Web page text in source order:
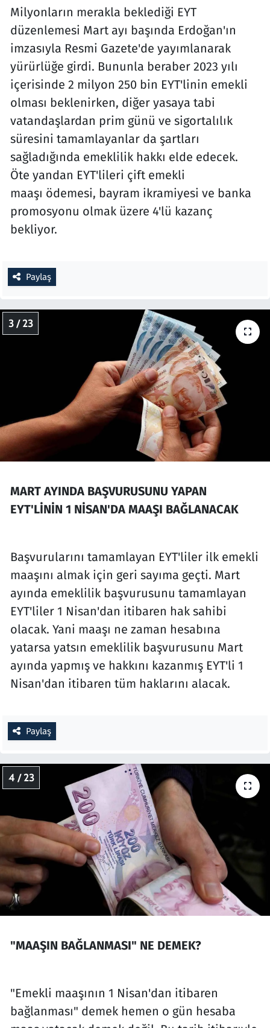
Milyonların merakla beklediği EYT
düzenlemesi Mart ayı başında Erdoğan'ın
imzasıyla Resmi Gazete'de yayımlanarak
yürürlüğe girdi. Bununla beraber 2023 yılı
içerisinde 2 milyon 250 bin EYT'linin emekli
olması beklenirken, diğer yasaya tabi
vatandaşlardan prim günü ve sigortalılık
süresini tamamlayanlar da şartları
sağladığında emeklilik hakkı elde edecek.
Öte yandan EYT'lileri çift emekli
maaşı ödemesi, bayram ikramiyesi ve banka
promosyonu olmak üzere 4'lü kazanç
bekliyor.
Paylaş
3 / 23
MART AYINDA BAŞVURUSUNU YAPAN
EYT'LİNİN 1 NİSAN'DA MAAŞI BAĞLANACAK
Başvurularını tamamlayan EYT'liler ilk emekli
maaşını almak için geri sayıma geçti. Mart
ayında emeklilik başvurusunu tamamlayan
EYT'liler 1 Nisan'dan itibaren hak sahibi
olacak. Yani maaşı ne zaman hesabına
yatarsa yatsın emeklilik başvurusunu Mart
ayında yapmış ve hakkını kazanmış EYT'li 1
Nisan'dan itibaren tüm haklarını alacak.
Paylaş
4 / 23
"MAAŞIN BAĞLANMASI" NE DEMEK?
"Emekli maaşının 1 Nisan'dan itibaren
bağlanması" demek hemen o gün hesaba